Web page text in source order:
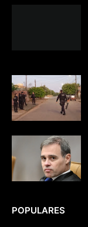
POPULARES